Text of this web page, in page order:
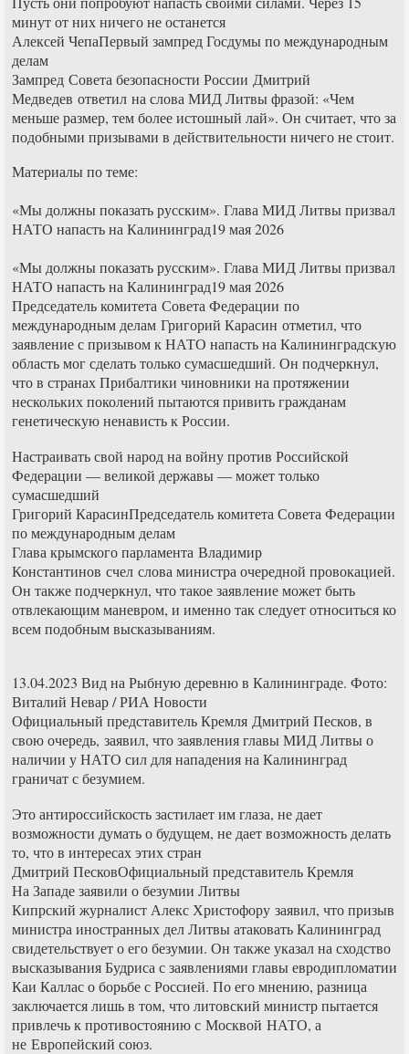
минут от них ничего не останется
Алексей ЧепаПервый зампред Госдумы по международным
делам
Зампред Совета безопасности России Дмитрий
Медведев ответил на слова МИД Литвы фразой: «Чем
меньше размер, тем более истошный лай». Он считает, что за
подобными призывами в действительности ничего не стоит.
Материалы по теме:
«Мы должны показать русским». Глава МИД Литвы призвал
НАТО напасть на Калининград19 мая 2026
«Мы должны показать русским». Глава МИД Литвы призвал
НАТО напасть на Калининград19 мая 2026
Председатель комитета Совета Федерации по
международным делам Григорий Карасин отметил, что
заявление с призывом к НАТО напасть на Калининградскую
область мог сделать только сумасшедший. Он подчеркнул,
что в странах Прибалтики чиновники на протяжении
нескольких поколений пытаются привить гражданам
генетическую ненависть к России.
Настраивать свой народ на войну против Российской
Федерации — великой державы — может только
сумасшедший
Григорий КарасинПредседатель комитета Совета Федерации
по международным делам
Глава крымского парламента Владимир
Константинов счел слова министра очередной провокацией.
Он также подчеркнул, что такое заявление может быть
отвлекающим маневром, и именно так следует относиться ко
всем подобным высказываниям.
13.04.2023 Вид на Рыбную деревню в Калининграде. Фото:
Виталий Невар / РИА Новости
Официальный представитель Кремля Дмитрий Песков, в
свою очередь, заявил, что заявления главы МИД Литвы о
наличии у НАТО сил для нападения на Калининград
граничат с безумием.
Это антироссийскость застилает им глаза, не дает
возможности думать о будущем, не дает возможность делать
то, что в интересах этих стран
Дмитрий ПесковОфициальный представитель Кремля
На Западе заявили о безумии Литвы
Кипрский журналист Алекс Христофору заявил, что призыв
министра иностранных дел Литвы атаковать Калининград
свидетельствует о его безумии. Он также указал на сходство
высказывания Будриса с заявлениями главы евродипломатии
Каи Каллас о борьбе с Россией. По его мнению, разница
заключается лишь в том, что литовский министр пытается
привлечь к противостоянию с Москвой НАТО, а
не Европейский союз.